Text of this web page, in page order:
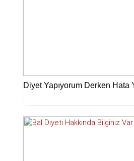
Diyet Yapıyorum Derken Hata